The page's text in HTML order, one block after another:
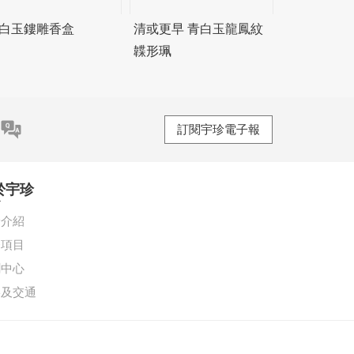
玉鏤雕香盒
清或更早 青白玉龍鳳紋
韘形珮
訂閱宇珍電子報
宇珍
紹
目
心
交通